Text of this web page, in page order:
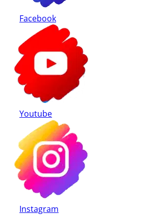
Facebook
Youtube
Instagram